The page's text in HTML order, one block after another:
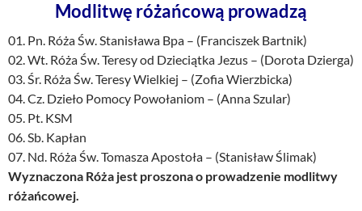
Modlitwę różańcową prowadzą
01. Pn. Róża Św. Stanisława Bpa – (Franciszek Bartnik)
02. Wt. Róża Św. Teresy od Dzieciątka Jezus – (Dorota Dzierga)
03. Śr. Róża Św. Teresy Wielkiej – (Zofia Wierzbicka)
04. Cz. Dzieło Pomocy Powołaniom – (Anna Szular)
05. Pt. KSM
06. Sb. Kapłan
07. Nd. Róża Św. Tomasza Apostoła – (Stanisław Ślimak)
Wyznaczona Róża jest proszona o prowadzenie modlitwy
różańcowej.